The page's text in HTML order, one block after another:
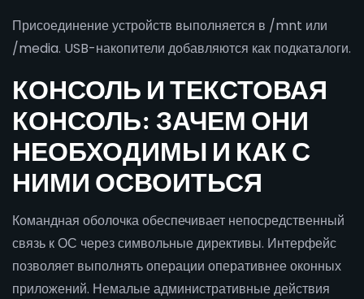
Присоединение устройств выполняется в /mnt или
/media. USB-накопители добавляются как подкаталоги.
КОНСОЛЬ И ТЕКСТОВАЯ
КОНСОЛЬ: ЗАЧЕМ ОНИ
НЕОБХОДИМЫ И КАК С
НИМИ ОСВОИТЬСЯ
Командная оболочка обеспечивает непосредственный
связь к ОС через символьные директивы. Интерфейс
позволяет выполнять операции оперативнее оконных
приложений. Немалые административные действия